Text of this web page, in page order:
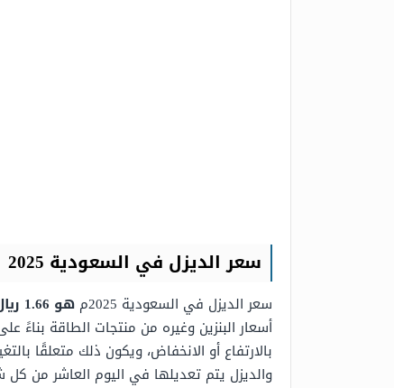
سعرالديزل في السعودية 2025
سعر الديزل في السعودية 2025م هو 1.66 ريال سعودي للتر الواحد
أسعار البنزين وغيره من منتجات الطاقة بناءً
بالارتفاع أو الانخفاض، ويكون ذلك متعلقًا
والديزل يتم تعديلها في اليوم العاشر من